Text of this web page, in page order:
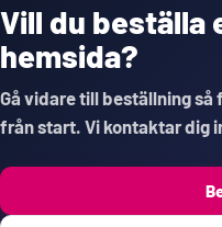
Vill du beställa
hemsida?
Gå vidare till beställning
från start. Vi kontaktar dig